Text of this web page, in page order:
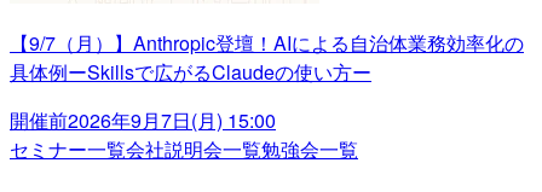
【9/7（月）】Anthropic登壇！AIによる自治体業務効率化の
具体例ーSkillsで広がるClaudeの使い方ー
開催前2026年9月7日(月) 15:00
セミナー一覧会社説明会一覧勉強会一覧